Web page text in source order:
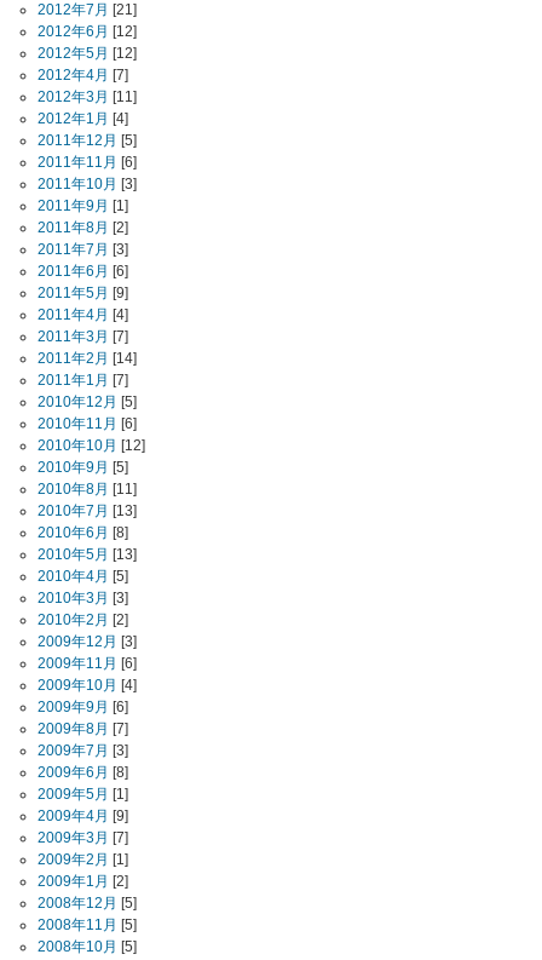
2012年7月 [21]
2012年6月 [12]
2012年5月 [12]
2012年4月 [7]
2012年3月 [11]
2012年1月 [4]
2011年12月 [5]
2011年11月 [6]
2011年10月 [3]
2011年9月 [1]
2011年8月 [2]
2011年7月 [3]
2011年6月 [6]
2011年5月 [9]
2011年4月 [4]
2011年3月 [7]
2011年2月 [14]
2011年1月 [7]
2010年12月 [5]
2010年11月 [6]
2010年10月 [12]
2010年9月 [5]
2010年8月 [11]
2010年7月 [13]
2010年6月 [8]
2010年5月 [13]
2010年4月 [5]
2010年3月 [3]
2010年2月 [2]
2009年12月 [3]
2009年11月 [6]
2009年10月 [4]
2009年9月 [6]
2009年8月 [7]
2009年7月 [3]
2009年6月 [8]
2009年5月 [1]
2009年4月 [9]
2009年3月 [7]
2009年2月 [1]
2009年1月 [2]
2008年12月 [5]
2008年11月 [5]
2008年10月 [5]